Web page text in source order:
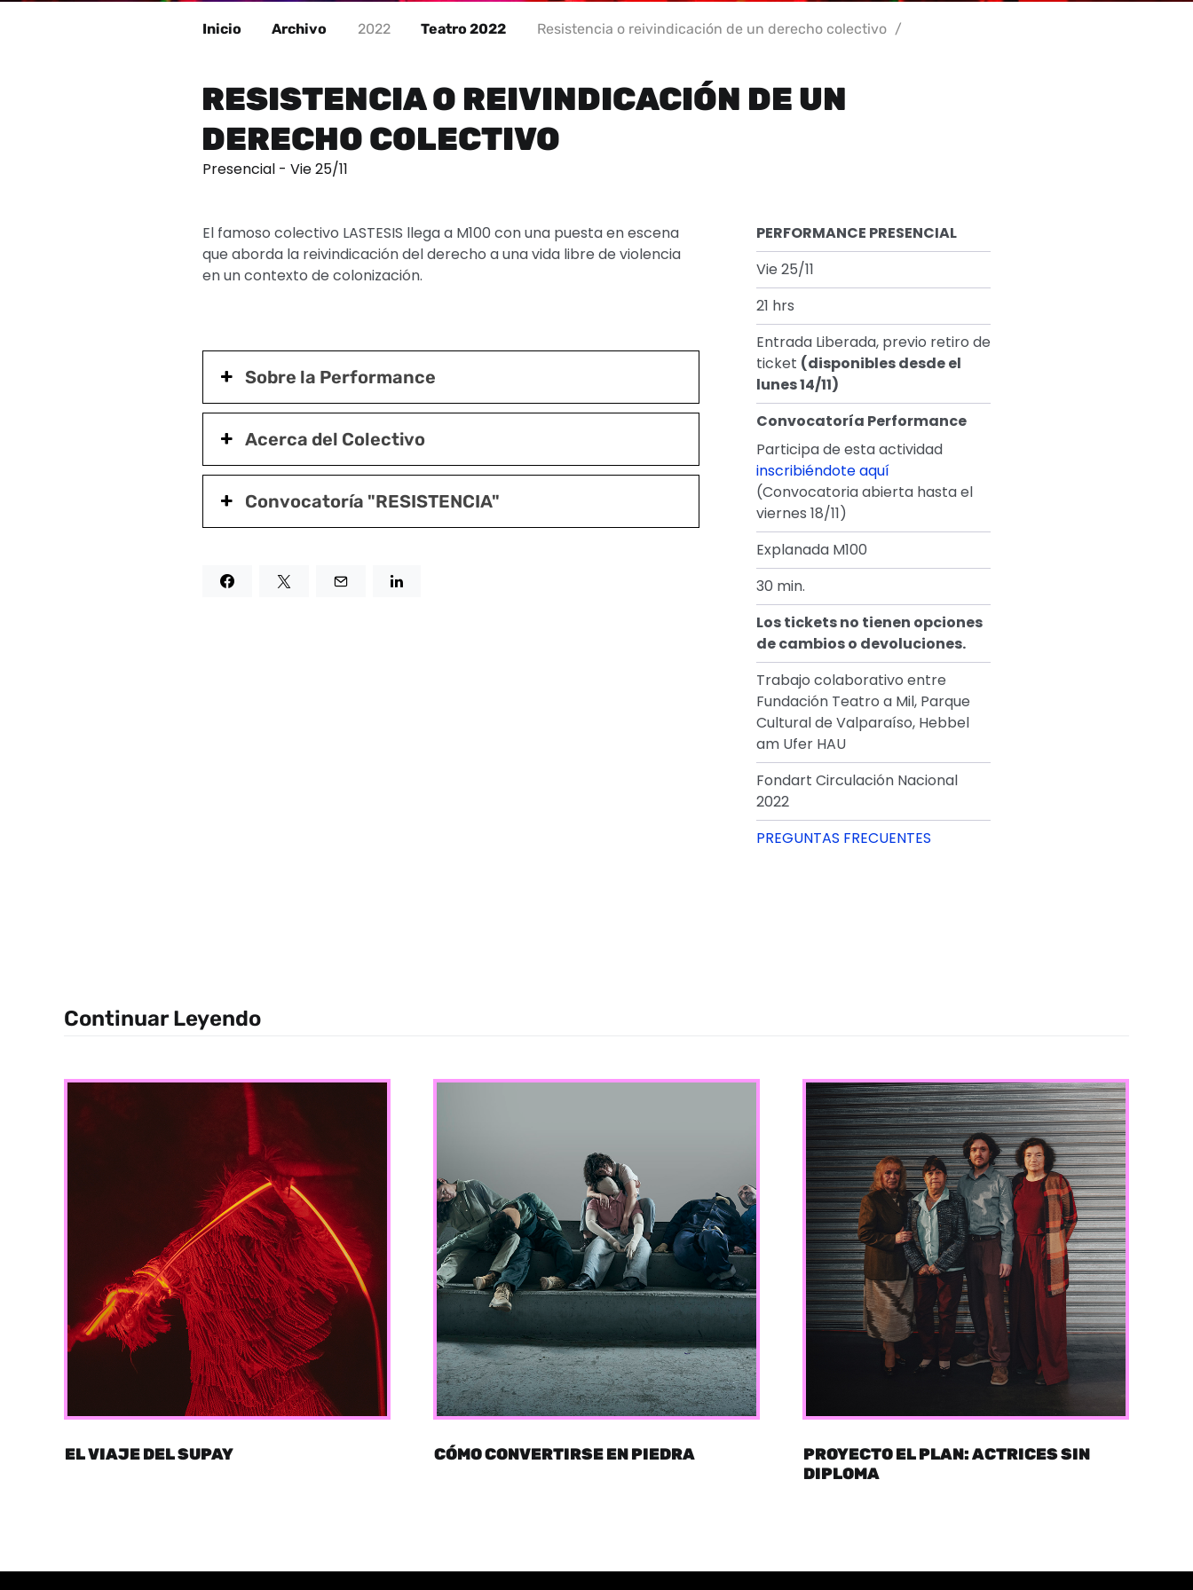
Inicio Archivo 2022 Teatro 2022 Resistencia o reivindicación de un derecho colectivo /
RESISTENCIA O REIVINDICACIÓN DE UN
DERECHO COLECTIVO
Presencial - Vie 25/11
El famoso colectivo LASTESIS llega a M100 con una puesta en escena
que aborda la reivindicación del derecho a una vida libre de violencia
en un contexto de colonización.
Sobre la Performance
Acerca del Colectivo
Convocatoría "RESISTENCIA"
PERFORMANCE PRESENCIAL
Vie 25/11
21 hrs
Entrada Liberada, previo retiro de
ticket (disponibles desde el
lunes 14/11)
Convocatoría Performance
Participa de esta actividad
inscribiéndote aquí
(Convocatoria abierta hasta el
viernes 18/11)
Explanada M100
30 min.
Los tickets no tienen opciones
de cambios o devoluciones.
Trabajo colaborativo entre
Fundación Teatro a Mil, Parque
Cultural de Valparaíso, Hebbel
am Ufer HAU
Fondart Circulación Nacional
2022
PREGUNTAS FRECUENTES
Continuar Leyendo
EL VIAJE DEL SUPAY CÓMO CONVERTIRSE EN PIEDRA
PROYECTO EL PLAN: ACTRICES SIN
DIPLOMA